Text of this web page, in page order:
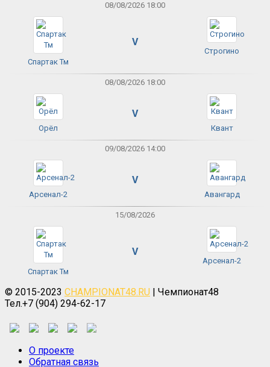
08/08/2026 18:00
Спартак Тм
V
Строгино
08/08/2026 18:00
Орёл
V
Квант
09/08/2026 14:00
Арсенал-2
V
Авангард
15/08/2026
Спартак Тм
V
Арсенал-2
© 2015-2023 CHAMPIONAT48.RU | Чемпионат48
Тел.+7 (904) 294-62-17
О проекте
Обратная связь